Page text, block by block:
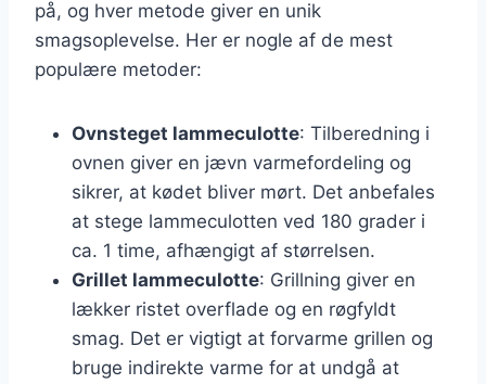
på, og hver metode giver en unik
smagsoplevelse. Her er nogle af de mest
populære metoder:
Ovnsteget lammeculotte: Tilberedning i
ovnen giver en jævn varmefordeling og
sikrer, at kødet bliver mørt. Det anbefales
at stege lammeculotten ved 180 grader i
ca. 1 time, afhængigt af størrelsen.
Grillet lammeculotte: Grillning giver en
lækker ristet overflade og en røgfyldt
smag. Det er vigtigt at forvarme grillen og
bruge indirekte varme for at undgå at